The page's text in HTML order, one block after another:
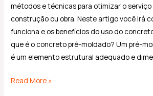
métodos e técnicas para otimizar o serviço
construção ou obra. Neste artigo você irá
funciona e os benefícios do uso do
que é o concreto pré-moldado? Um pré-
é um elemento estrutural adequado e
Read More »